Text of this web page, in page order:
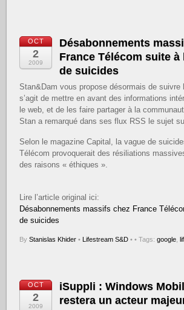
OCT
2
2009
Désabonnements
France Télécom suite à
de suicides
Stan&Dam vous propose désormais de suivre
s’agit de mettre en avant des informations
le web, et de les faire partager à la
Stan a remarqué dans ses flux RSS le sujet
Selon le magazine Capital, la vague de
Télécom provoquerait des résiliations
des raisons « éthiques ».
Lire l’article original ici:
Désabonnements massifs chez France
de suicides
ByStanislas Khider • Lifestream S&D • • Tags:google ,
OCT
2
2009
iSuppli : Windows
restera un acteur